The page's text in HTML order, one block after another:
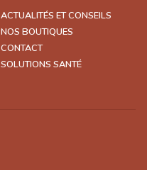
ACTUALITÉS ET CONSEILS
NOS BOUTIQUES
CONTACT
SOLUTIONS SANTÉ